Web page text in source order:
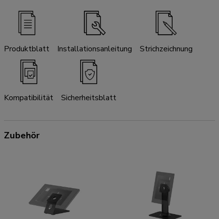
Produktblatt Installationsanleitung Strichzeichnung
Kompatibilität Sicherheitsblatt
Zubehör